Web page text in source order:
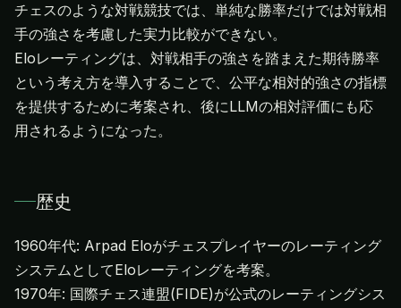
チェスのような対戦競技では、単純な勝率だけでは対戦相
手の強さを考慮した実力比較ができない。
Eloレーティングは、対戦相手の強さを踏まえた期待勝率
という考え方を導入することで、公平な相対的強さの指標
を提供するために考案され、後にLLMの相対評価にも応
用されるようになった。
歴史
1960年代: Arpad Eloがチェスプレイヤーのレーティング
システムとしてEloレーティングを考案。
1970年: 国際チェス連盟(FIDE)が公式のレーティングシス